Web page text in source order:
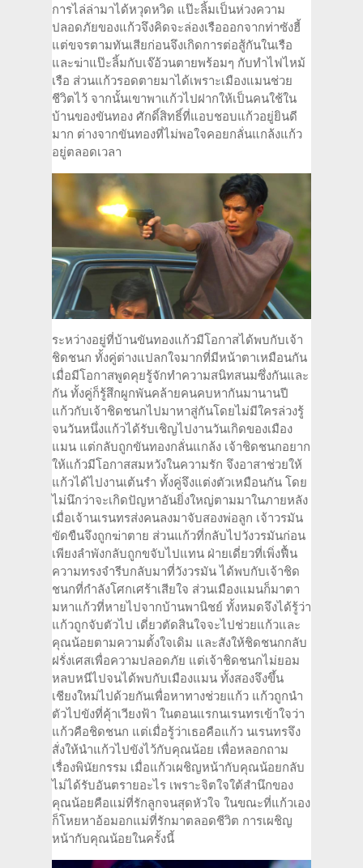
การไล่ล่ามาได้หวุดหวิด แป๊ะลิ้มเป็นห่วงความ
ปลอดภัยของแก้วจึงคิดจะล่องเรือออกจากท่าซังฮี้
แต่ขจรตามทันเสียก่อนจึงเกิดการต่อสู้กันในเรือ
และฆ่าแป๊ะลิ้มกับเจ๊อ้วนตายพร้อมๆ กับทำไฟไหม้
เรือ ส่วนแก้วรอดตายมาได้เพราะเมืองแมนช่วย
ชีวิตไว้ จากนั้นเขาพาแก้วไปฝากให้เป็นคนใช้ใน
บ้านของขันทอง ศักดิ์สิทธิ์ที่แอบชอบแก้วอยู่ยินดี
มาก ต่างจากขันทองที่ไม่พอใจคอยกลั่นแกล้งแก้ว
อยู่ตลอดเวลา
ระหว่างอยู่ที่บ้านขันทองแก้วมีโอกาสได้พบกับเจ้า
ชิดชนก ทั้งคู่ต่างแปลกใจมากที่มีหน้าตาเหมือนกัน
เมื่อมีโอกาสพูดคุยรู้จักทำความสนิทสนมซึ่งกันและ
กัน ทั้งคู่ก็รู้สึกผูกพันคล้ายคนคบหากันมานานปี
แก้วกับเจ้าชิดชนกไปมาหาสู่กันโดยไม่มีใครล่วงรู้
จนวันหนึ่งแก้วได้รับเชิญไปงานวันเกิดของเมือง
แมน แต่กลับถูกขันทองกลั่นแกล้ง เจ้าชิดชนกอยาก
ให้แก้วมีโอกาสสมหวังในความรัก จึงอาสาช่วยให้
แก้วได้ไปงานเต้นรำ ทั้งคู่จึงแต่งตัวเหมือนกัน โดย
ไม่นึกว่าจะเกิดปัญหาอันยิ่งใหญ่ตามมาในภายหลัง
เมื่อเจ้านเรนทรส่งคนลงมาจับสองพ่อลูก เจ้าวรมัน
ขัดขืนจึงถูกฆ่าตาย ส่วนแก้วที่กลับไปวังวรมันก่อน
เพียงลำพังกลับถูกขจับไปแทน ฝ่ายเดี่ยวที่เพิ่งฟื้น
ความทรงจำรีบกลับมาที่วังวรมัน ได้พบกับเจ้าชิด
ชนกที่กำลังโศกเศร้าเสียใจ ส่วนเมืองแมนก็มาตา
มหาแก้วที่หายไปจากบ้านพานิชย์ ทั้งหมดจึงได้รู้ว่า
แก้วถูกจับตัวไป เดี่ยวตัดสินใจจะไปช่วยแก้วและ
คุณน้อยตามความตั้งใจเดิม และสังให้ชิดชนกกลับ
ฝรั่งเศสเพื่อความปลอดภัย แต่เจ้าชิดชนกไม่ยอม
หลบหนีไปจนได้พบกับเมืองแมน ทั้งสองจึงขึ้น
เชียงใหม่ไปด้วยกันเพื่อหาทางช่วยแก้ว แก้วถูกนำ
ตัวไปขังที่คุ้าเวียงฟ้า ในตอนแรกนเรนทรเข้าใจว่า
แก้วคือชิดชนก แต่เมื่อรู้ว่าเธอคือแก้ว นเรนทรจึง
สั่งให้นำแก้วไปขังไว้กับคุณน้อย เพื่อหลอกถาม
เรื่องพินัยกรรม เมื่อแก้วเผชิญหน้ากับคุณน้อยกลับ
ไม่ได้รับอันตรายอะไร เพราะจิตใจใต้สำนึกของ
คุณน้อยคือแม่ที่รักลูกจนสุดหัวใจ ในขณะที่แก้วเอง
ก็โหยหาอ้อมอกแม่ที่รักมาตลอดชีวิต การเผชิญ
หน้ากับคุณน้อยในครั้งนี้